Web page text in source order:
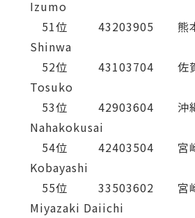
Izumo
51位 43203905 熊
Shinwa
52位 43103704 佐
Tosuko
53位 42903604 沖縄
Nahakokusai
54位 42403504 宮
Kobayashi
55位 33503602 宮崎
Miyazaki Daiichi